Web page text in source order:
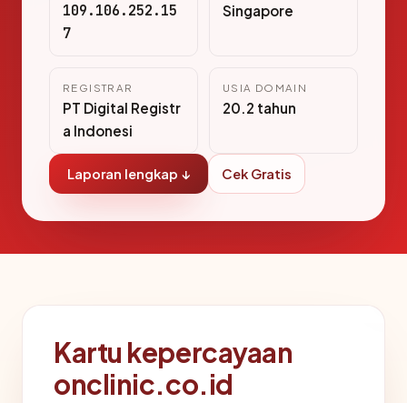
109.106.252.15
7
Singapore
REGISTRAR
PT Digital Registr
a Indonesi
USIA DOMAIN
20.2 tahun
Laporan lengkap ↓ Cek Gratis
Kartu kepercayaan
onclinic.co.id